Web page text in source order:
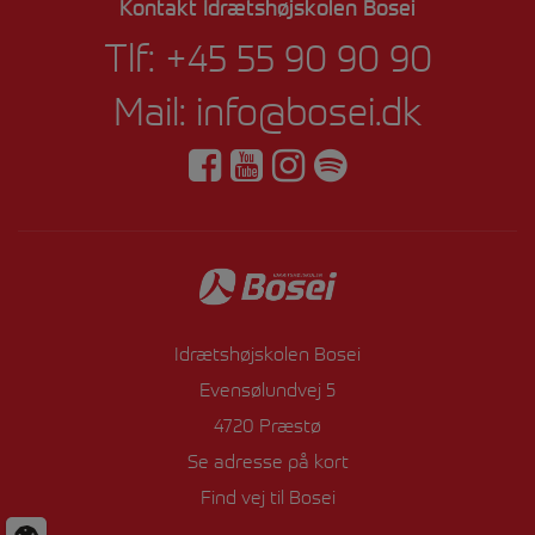
Kontakt Idrætshøjskolen Bosei
Tlf: +45 55 90 90 90
Mail: info@bosei.dk
Idrætshøjskolen Bosei
Evensølundvej 5
4720 Præstø
Se adresse på kort
Find vej til Bosei